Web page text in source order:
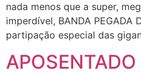
nada menos que a super,
imperdível, BANDA PEGADA
partipação especial das
APOSENTADO